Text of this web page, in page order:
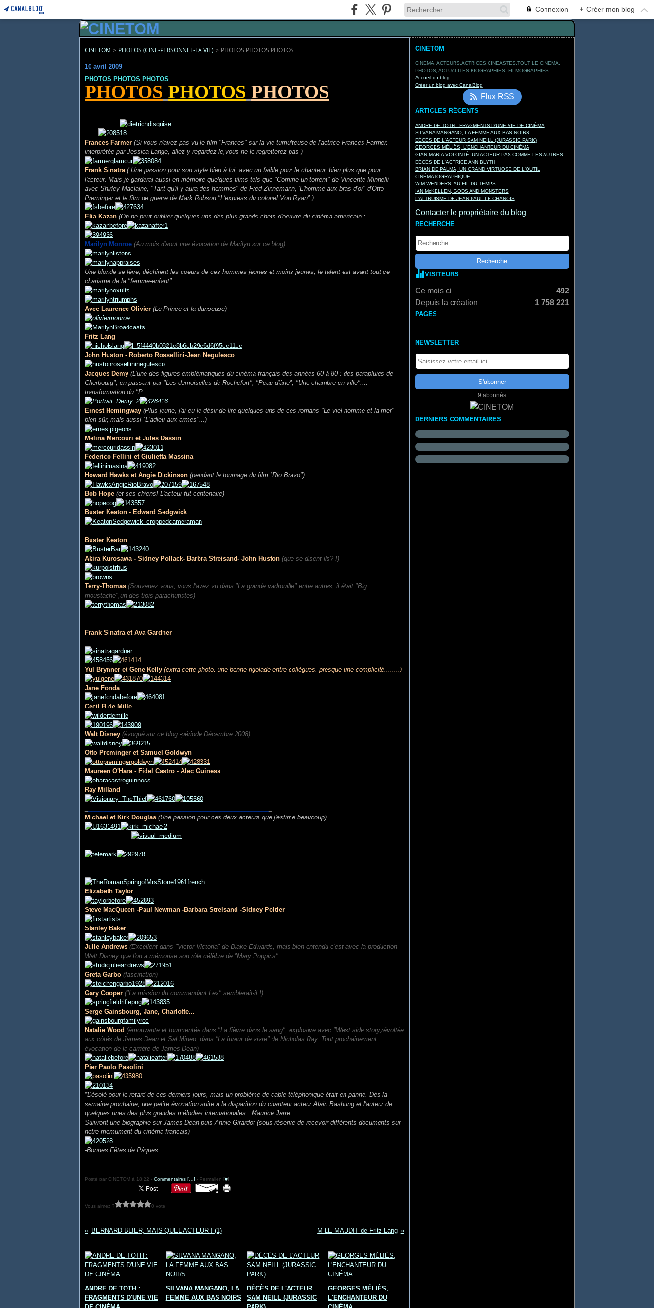
Connexion + Créer mon blog
CINETOM > PHOTOS (CINE-PERSONNEL-LA VIE) > PHOTOS PHOTOS PHOTOS
10 avril 2009
PHOTOS PHOTOS PHOTOS
PHOTOS PHOTOS PHOTOS
Frances Farmer (Si vous n'avez pas vu le film "Frances" sur la vie tumulteuse de l'actrice Frances Farmer,
interprétée par Jessica Lange, allez y regardez le,vous ne le regretterez pas )
Frank Sinatra( Une passion pour son style bien à lui, avec un faible pour le chanteur, bien plus que pour
l'acteur. Mais je garderai aussi en mémoire quelques films tels que "Comme un torrent" de Vincente Minnelli
avec Shirley Maclaine, "Tant qu'il y aura des hommes" de Fred Zinnemann, 'L'homme aux bras d'or" d'Otto
Preminger et le film de guerre de Mark Robson "L'express du colonel Von Ryan".)
Elia Kazan (On ne peut oublier quelques uns des plus grands chefs d'oeuvre du cinéma américain :
Marilyn Monroe (Au mois d'aout une évocation de Marilyn sur ce blog)
Une blonde se lève, déchirent les coeurs de ces hommes jeunes et moins jeunes, le talent est avant tout ce
charisme de la "femme-enfant".....
Avec Laurence Olivier (Le Prince et la danseuse)
Fritz Lang
John Huston - Roberto Rossellini-Jean Negulesco
Jacques Demy (L'une des figures emblématiques du cinéma français des années 60 à 80 : des parapluies de
Cherbourg", en passant par "Les demoiselles de Rochefort", "Peau d'âne", "Une chambre en ville"....
transformation du "P
Ernest Hemingway (Plus jeune, j'ai eu le désir de lire quelques uns de ces romans "Le viel homme et la mer"
bien sûr, mais aussi "L'adieu aux armes"...)
Melina Mercouri et Jules Dassin
Federico Fellini et Giulietta Massina
Howard Hawks et Angie Dickinson (pendant le tournage du film "Rio Bravo")
Bob Hope (et ses chiens! L'acteur fut centenaire)
Buster Keaton - Edward Sedgwick
Buster Keaton
Akira Kurosawa - Sidney Pollack- Barbra Streisand- John Huston (que se disent-ils? !)
Terry-Thomas (Souvenez vous, vous l'avez vu dans "La grande vadrouille" entre autres; il était "Big
moustache",un des trois parachutistes)
Frank Sinatra et Ava Gardner
Yul Brynner et Gene Kelly (extra cette photo, une bonne rigolade entre collègues, presque une complicité........)
Jane Fonda
Cecil B.de Mille
Walt Disney (évoqué sur ce blog -période Décembre 2008)
Otto Preminger et Samuel Goldwyn
Maureen O'Hara - Fidel Castro - Alec Guiness
Ray Milland
Michael et Kirk Douglas (Une passion pour ces deux acteurs que j'estime beaucoup)
Elizabeth Taylor
Steve MacQueen -Paul Newman -Barbara Streisand -Sidney Poitier
Stanley Baker
Julie Andrews (Excellent dans "Victor Victoria" de Blake Edwards, mais bien entendu c'est avec la production
Walt Disney que l'on a mémorise son rôle célèbre de "Mary Poppins".
Greta Garbo (fascination)
Gary Cooper ("La mission du commandant Lex" semblerait-il !)
Serge Gainsbourg, Jane, Charlotte...
Natalie Wood (émouvante et tourmentée dans "La fièvre dans le sang", explosive avec "West side story,révoltée
aux côtés de James Dean et Sal Mineo, dans "La fureur de vivre" de Nicholas Ray. Tout prochainement
évocation de la carrière de James Dean)
Pier Paolo Pasolini
*Désolé pour le retard de ces derniers jours, mais un problème de cable téléphonique était en panne. Dès la
semaine prochaine, une petite évocation suite à la disparition du chanteur acteur Alain Bashung et l'auteur de
quelques unes des plus grandes mélodies internationales : Maurice Jarre....
Suivront une biographie sur James Dean puis Annie Girardot (sous réserve de recevoir différents documents sur
notre momument du cinéma français)
-Bonnes Fêtes de Pâques
Posté par CINETOM à 18:22 - Commentaires [ ] - Permalien [#]
Vous aimez ? 0 vote
BERNARD BLIER, MAIS QUEL ACTEUR ! (1) M LE MAUDIT de Fritz Lang
ANDRE DE TOTH :
FRAGMENTS D'UNE VIE
SILVANA MANGANO, LA
FEMME AUX BAS NOIRS
DÉCÈS DE L'ACTEUR
SAM NEILL (JURASSIC
GEORGES MÉLIÈS,
L'ENCHANTEUR DU
CINETOM
CINEMA, ACTEURS,ACTRICES,CINEASTES,TOUT LE CINEMA,
PHOTOS, ACTUALITES,BIOGRAPHIES, FILMOGRAPHIES...
Accueil du blog
Créer un blog avec CanalBlog
Flux RSS
ARTICLES RÉCENTS
ANDRE DE TOTH : FRAGMENTS D'UNE VIE DE CINÉMA
SILVANA MANGANO, LA FEMME AUX BAS NOIRS
DÉCÈS DE L'ACTEUR SAM NEILL (JURASSIC PARK)
GEORGES MÉLIÈS, L'ENCHANTEUR DU CINÉMA
GIAN MARIA VOLONTÉ, UN ACTEUR PAS COMME LES AUTRES
DÉCÈS DE L'ACTRICE ANN BLYTH
BRIAN DE PALMA, UN GRAND VIRTUOSE DE L'OUTIL
CINÉMATOGRAPHIQUE
WIM WENDERS, AU FIL DU TEMPS
IAN McKELLEN, GODS AND MONSTERS
L'ALTRUISME DE JEAN-PAUL LE CHANOIS
Contacter le propriétaire du blog
RECHERCHE
VISITEURS
Ce mois ci
492
Depuis la création
1 758 221
PAGES
NEWSLETTER
9 abonnés
DERNIERS COMMENTAIRES